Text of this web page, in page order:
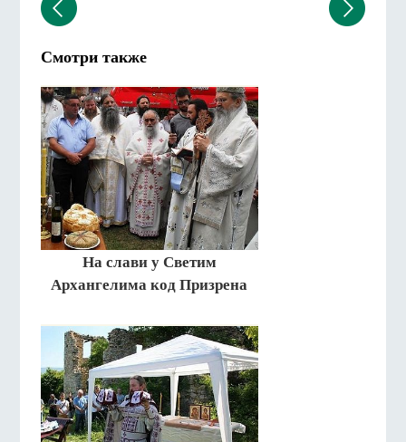
Смотри также
На слави у Светим
Архангелима код Призрена